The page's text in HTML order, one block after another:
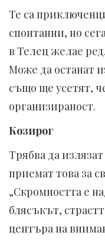
Те са
спонтанни, но
в Телец желае
Може да останат
също ще усетят,
организираност.
Козирог
Трябва да
приемат това за
„Скромността е
блясъкът,
центъра на